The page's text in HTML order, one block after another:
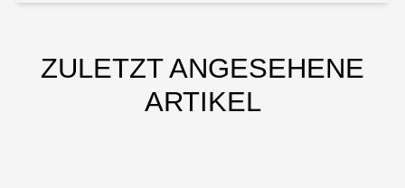
ZULETZT ANGESEHENE
ARTIKEL